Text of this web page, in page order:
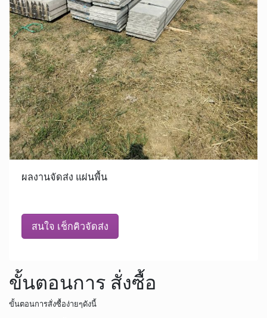
ผลงานจัดส่ง แผ่นพื้น
สนใจ เช็กคิวจัดส่ง
ขั้นตอนการ สั่งซื้อ
ขั้นตอนการสั่งซื้อง่ายๆดังนี้